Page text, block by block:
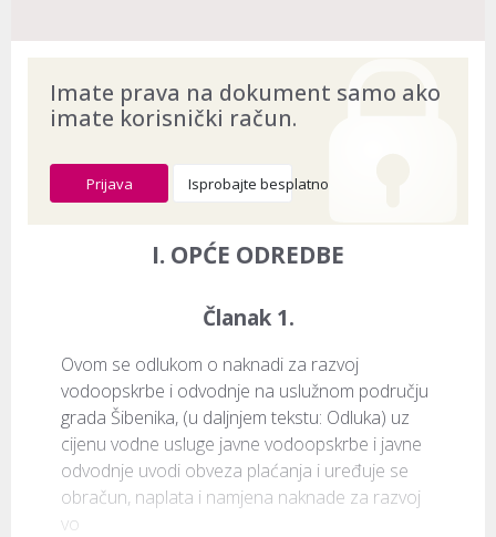
Imate prava na dokument samo ako
imate korisnički račun.
Prijava Isprobajte besplatno
I. OPĆE ODREDBE
Članak 1.
Ovom se odlukom o naknadi za razvoj
vodoopskrbe i odvodnje na uslužnom području
grada Šibenika, (u daljnjem tekstu: Odluka) uz
cijenu vodne usluge javne vodoopskrbe i javne
odvodnje uvodi obveza plaćanja i uređuje se
obračun, naplata i namjena naknade za razvoj
vo